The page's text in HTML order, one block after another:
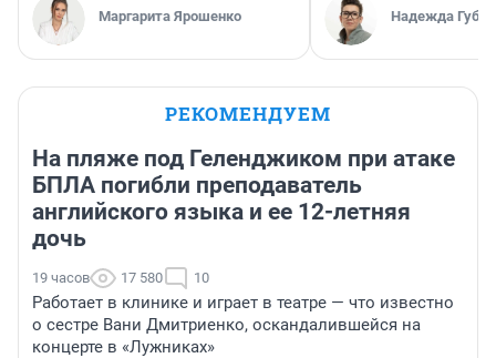
Маргарита Ярошенко Надежда
РЕКОМЕНДУЕМ
На пляже под Геленджиком при атаке
БПЛА погибли преподаватель
английского языка и ее 12-летняя
дочь
19 часов 17 580 10
Работает в клинике и играет в театре — что известно
о сестре Вани Дмитриенко, оскандалившейся на
концерте в «Лужниках»